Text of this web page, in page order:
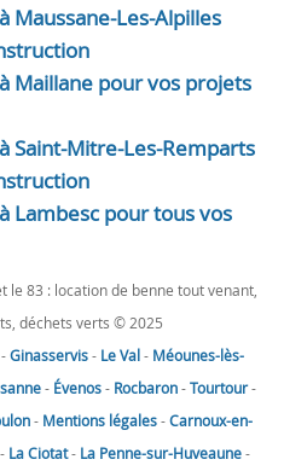
Maussane-Les-Alpilles
Maillane pour vos projets
Saint-Mitre-Les-Remparts
Lambesc pour tous vos
le 83 : location de benne tout venant,
déchets verts © 2025
-Ginasservis- Le Val- Méounes-lès-
- Évenos- Rocbaron-Tourtour-
- Mentions légales-Carnoux-en-
La Ciotat- La Penne-sur-Huveaune-